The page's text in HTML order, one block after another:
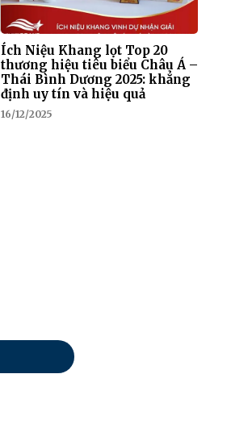
Ích Niệu Khang lọt Top 20
thương hiệu tiêu biểu Châu Á –
Thái Bình Dương 2025: khẳng
định uy tín và hiệu quả
16/12/2025